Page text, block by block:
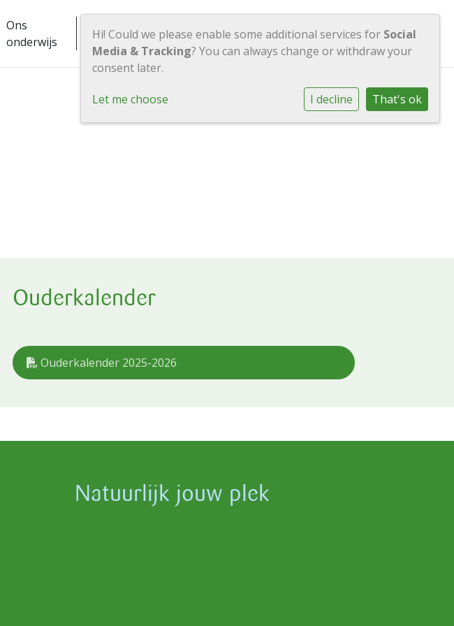
Ons
onderwijs
Praktisch Contact Inloggen
Ouderkalender
Ouderkalender 2025-2026
Natuurlijk jouw plek
Hi! Could we please enable some additional services for Social
Media & Tracking? You can always change or withdraw your
consent later.
Let me choose I decline That's ok